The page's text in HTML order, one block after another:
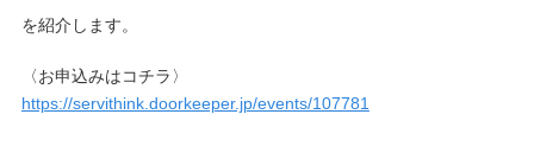
を紹介します。
〈お申込みはコチラ〉
https://servithink.doorkeeper.jp/events/107781